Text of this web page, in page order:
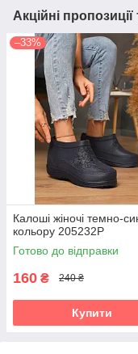
Акційні
–33%
Калоші жіночі темно-
кольору 205232P
Готово до відправки
160 ₴ 240 ₴
Купити